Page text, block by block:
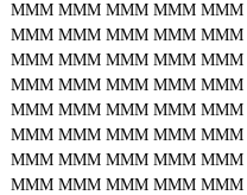
MMM MMM MMM MMM MMM
MMM MMM MMM MMM MMM
MMM MMM MMM MMM MMM
MMM MMM MMM MMM MMM
MMM MMM MMM MMM MMM
MMM MMM MMM MMM MMM
MMM MMM MMM MMM MMM
MMM MMM MMM MMM MMM